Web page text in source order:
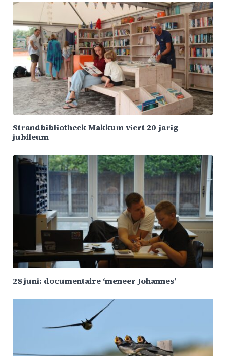
Strandbibliotheek Makkum viert 20-jarig
jubileum
28 juni: documentaire ‘meneer Johannes’